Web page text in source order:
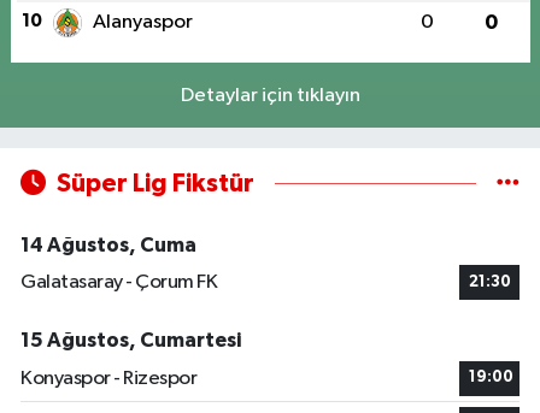
10 Alanyaspor 0 0
Detaylar için tıklayın
Süper Lig Fikstür
14 Ağustos, Cuma
Galatasaray - Çorum FK
21:30
15 Ağustos, Cumartesi
Konyaspor - Rizespor
19:00